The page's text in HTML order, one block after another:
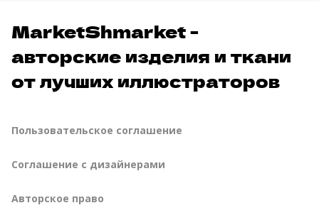
MarketShmarket -
авторские изделия и ткани
от лучших иллюстраторов
Пользовательское соглашение
Соглашение с дизайнерами
Авторское право